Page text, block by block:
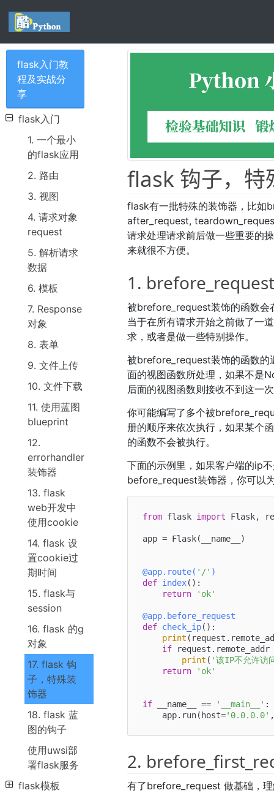
flask入门教
程及实战分
享
flask入门
1. 一个最小
的flask应用
2. 路由
3. 视图
4. 请求对象
request
5. 解析请求
数据
6. 模板
7. Response
对象
8. 表单
9. 文件上传
10. 文件下载
11. 使用蓝图
blueprint
12.
errorhandler
装饰器
13. flask
web开发中
使用cookie
14. flask 设
置cookie过
期时间
15. flask与
session
16. flask 的g
对象
17. flask 钩
子，特殊装
饰器
18. flask 蓝
图的钩子
使用uwsi部
署flask服务
flask模板
flask 钩子，特
flask有一批特殊的装饰器，比
after_request,
请求处理请求前后做一些重要的
来就很不方便。
1.
被brefore_request装饰的函数会
当于在所有请求开始之前做了一
求，或者是做一些特别操作。
被brefore_request装饰的函数的
面的视图函数所处理，如果不是
后面的视图函数则接收不到这一
你可能编写了多个被
册的顺序来依次执行，如果某个
的函数不会被执行。
下面的示例里，如果客户端的ip
before_request装饰器，你可以
from flask import Flask,
app = Flask(__name__)
@app.route( '/' )
def index():
return
'ok'
@app.before_request
def check_ip():
print
if
print ( '该IP不允许访
return
'ok'
if __name__ == '__main__' :
    app.run(host=
'0.0.0.0'
2.
有了brefore_request 做基础，